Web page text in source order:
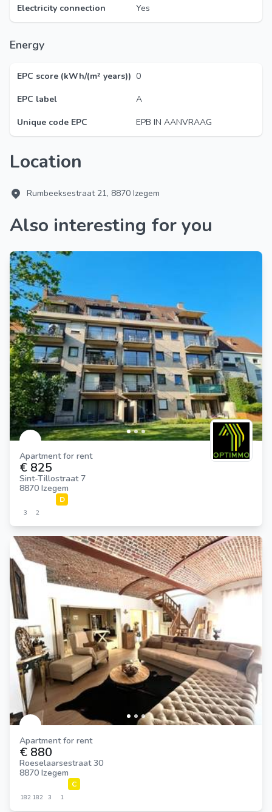
Electricity connection Yes
Energy
EPC score (kWh/(m² years)) 0
EPC label
A
Unique code EPC
EPB IN AANVRAAG
Location
Rumbeeksestraat 21, 8870 Izegem
Also interesting for you
Apartment for rent
€ 825
Sint-Tillostraat 7
8870 Izegem
3 2
D
Apartment for rent
€ 880
Roeselaarsestraat 30
8870 Izegem
182 182 3 1
C